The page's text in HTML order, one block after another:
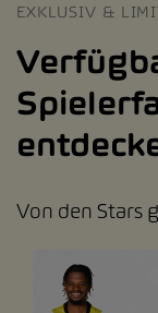
EXKLUSIV &
Von den Stars